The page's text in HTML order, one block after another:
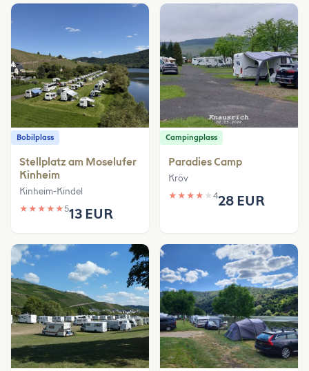
Bobilplass
Stellplatz am Moselufer
Kinheim
Kinheim-Kindel
★ ★ ★ ★ ★513 EUR
Campingplass
Paradies Camp
Kröv
★ ★ ★ ★ ★ 428 EUR